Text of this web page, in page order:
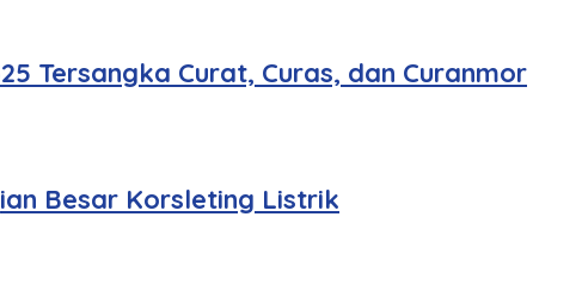
Tersangka Curat, Curas, dan Curanmor
Besar Korsleting Listrik